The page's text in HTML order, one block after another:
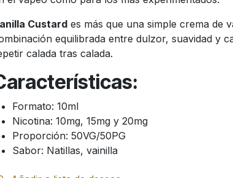
Custard es más que una simple crema de
equilibrada entre dulzor, suavidad y
calada tras calada.
Formato: 10ml
Nicotina: 10mg, 15mg y 20mg
Proporción: 50VG/50PG
Sabor: Natillas, vainilla